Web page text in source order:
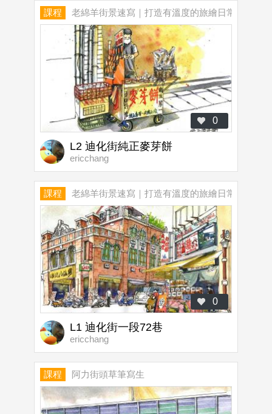
課程 老綿羊街景速寫｜打造有溫度的旅繪日常
0
L2 迪化街純正麥芽餅
ericchang
課程 老綿羊街景速寫｜打造有溫度的旅繪日常
0
L1 迪化街一段72巷
ericchang
課程 阿力街頭草筆寫生